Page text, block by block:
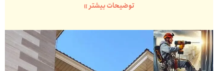
توضیحات بیشتر »